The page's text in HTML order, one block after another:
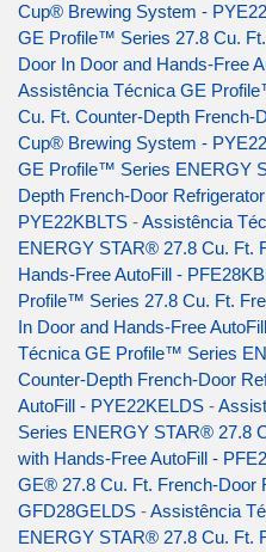
Cup® Brewing System -
GE Profile™ Series 27.8 Cu.
Door In Door and Hands-Free
Assistência Técnica GE
Cu. Ft. Counter-Depth French-
Cup® Brewing System -
GE Profile™ Series ENERGY
Depth French-Door
PYE22KBLTS -Assistência
ENERGY STAR® 27.8 Cu. Ft.
Hands-Free AutoFill -
Profile™ Series 27.8 Cu. Ft.
In Door and Hands-Free
Técnica GE Profile™ Series
Counter-Depth French-Door
AutoFill - PYE22KELDS -
Series ENERGY STAR® 27.8
with Hands-Free AutoFill -
GE® 27.8 Cu. Ft. French-Door
GFD28GELDS -Assistência
ENERGY STAR® 27.8 Cu. Ft.